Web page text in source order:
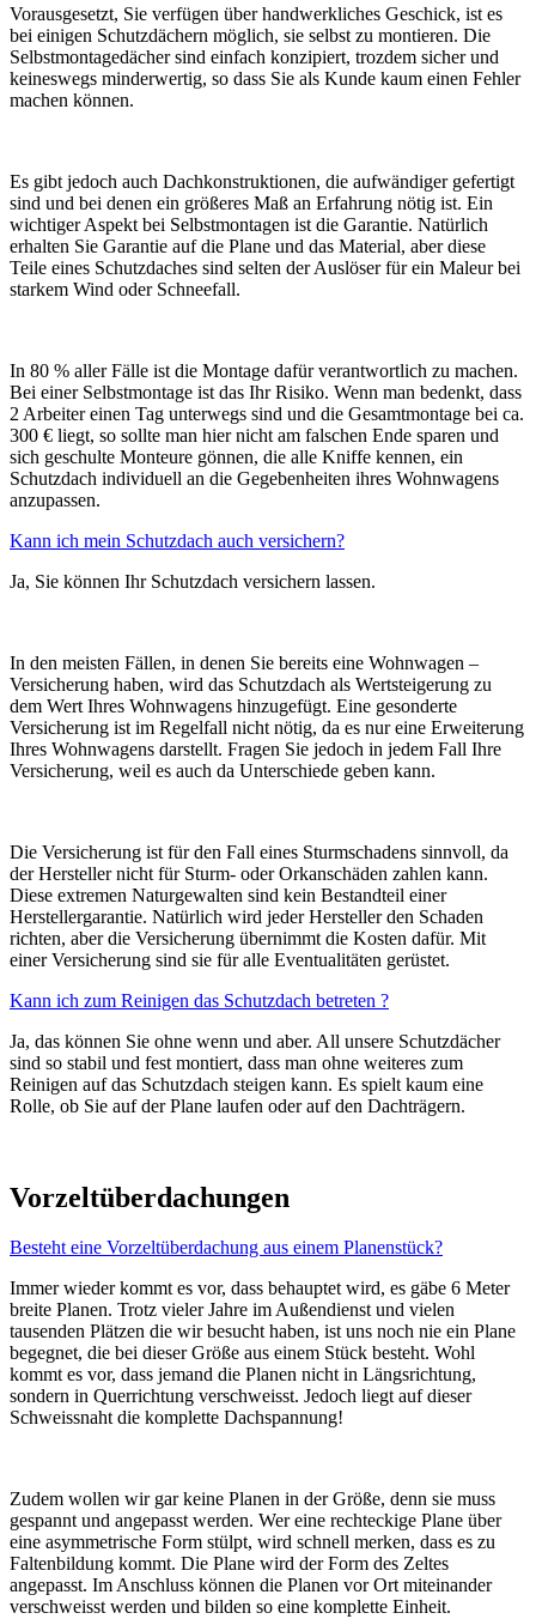
Vorausgesetzt, Sie verfügen über handwerkliches Geschick, ist es
bei einigen Schutzdächern möglich, sie selbst zu montieren. Die
Selbstmontagedächer sind einfach konzipiert, trozdem sicher und
keineswegs minderwertig, so dass Sie als Kunde kaum einen Fehler
machen können.
Es gibt jedoch auch Dachkonstruktionen, die aufwändiger gefertigt
sind und bei denen ein größeres Maß an Erfahrung nötig ist. Ein
wichtiger Aspekt bei Selbstmontagen ist die Garantie. Natürlich
erhalten Sie Garantie auf die Plane und das Material, aber diese
Teile eines Schutzdaches sind selten der Auslöser für ein Maleur bei
starkem Wind oder Schneefall.
In 80 % aller Fälle ist die Montage dafür verantwortlich zu machen.
Bei einer Selbstmontage ist das Ihr Risiko. Wenn man bedenkt, dass
2 Arbeiter einen Tag unterwegs sind und die Gesamtmontage bei ca.
300 € liegt, so sollte man hier nicht am falschen Ende sparen und
sich geschulte Monteure gönnen, die alle Kniffe kennen, ein
Schutzdach individuell an die Gegebenheiten ihres Wohnwagens
anzupassen.
Kann ich mein Schutzdach auch versichern?
Ja, Sie können Ihr Schutzdach versichern lassen.
In den meisten Fällen, in denen Sie bereits eine Wohnwagen –
Versicherung haben, wird das Schutzdach als Wertsteigerung zu
dem Wert Ihres Wohnwagens hinzugefügt. Eine gesonderte
Versicherung ist im Regelfall nicht nötig, da es nur eine Erweiterung
Ihres Wohnwagens darstellt. Fragen Sie jedoch in jedem Fall Ihre
Versicherung, weil es auch da Unterschiede geben kann.
Die Versicherung ist für den Fall eines Sturmschadens sinnvoll, da
der Hersteller nicht für Sturm- oder Orkanschäden zahlen kann.
Diese extremen Naturgewalten sind kein Bestandteil einer
Herstellergarantie. Natürlich wird jeder Hersteller den Schaden
richten, aber die Versicherung übernimmt die Kosten dafür. Mit
einer Versicherung sind sie für alle Eventualitäten gerüstet.
Kann ich zum Reinigen das Schutzdach betreten ?
Ja, das können Sie ohne wenn und aber. All unsere Schutzdächer
sind so stabil und fest montiert, dass man ohne weiteres zum
Reinigen auf das Schutzdach steigen kann. Es spielt kaum eine
Rolle, ob Sie auf der Plane laufen oder auf den Dachträgern.
Vorzeltüberdachungen
Besteht eine Vorzeltüberdachung aus einem Planenstück?
Immer wieder kommt es vor, dass behauptet wird, es gäbe 6 Meter
breite Planen. Trotz vieler Jahre im Außendienst und vielen
tausenden Plätzen die wir besucht haben, ist uns noch nie ein Plane
begegnet, die bei dieser Größe aus einem Stück besteht. Wohl
kommt es vor, dass jemand die Planen nicht in Längsrichtung,
sondern in Querrichtung verschweisst. Jedoch liegt auf dieser
Schweissnaht die komplette Dachspannung!
Zudem wollen wir gar keine Planen in der Größe, denn sie muss
gespannt und angepasst werden. Wer eine rechteckige Plane über
eine asymmetrische Form stülpt, wird schnell merken, dass es zu
Faltenbildung kommt. Die Plane wird der Form des Zeltes
angepasst. Im Anschluss können die Planen vor Ort miteinander
verschweisst werden und bilden so eine komplette Einheit.